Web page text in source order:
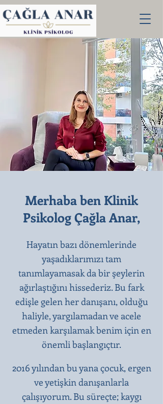
Merhaba ben Klinik
Psikolog Çağla Anar,
Hayatın bazı dönemlerinde
yaşadıklarımızı tam
tanımlayamasak da bir şeylerin
ağırlaştığını hissederiz. Bu fark
edişle gelen her danışanı, olduğu
haliyle, yargılamadan ve acele
etmeden karşılamak benim için en
önemli başlangıçtır.​
2016 yılından bu yana çocuk, ergen
ve yetişkin danışanlarla
çalışıyorum. Bu süreçte; kaygı